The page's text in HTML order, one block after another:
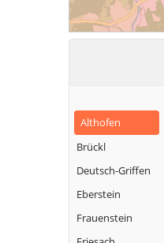
Althofen
Brückl
Deutsch-Griffen
Eberstein
Frauenstein